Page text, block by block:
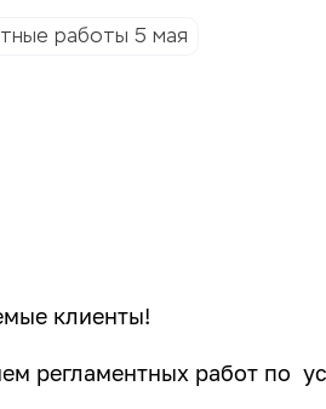
работы 5 мая
клиенты!
регламентных работ по